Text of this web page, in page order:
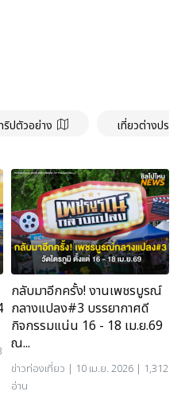
ริปตัวอย่าง เที่ยวต่างประเ
กลับมาอีกครั้ง! งานเพชรบูรณ์
กลางแปลง#3 บรรยากาศดี
กิจกรรมแน่น 16 - 18 เม.ย.69
ณ...
ข่าวท่องเที่ยว | 10 เม.ย. 2026 | 1,312
อ่าน